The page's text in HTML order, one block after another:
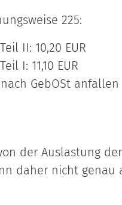
225:
II: 10,20 EUR
I: 11,10 EUR
GebOSt anfallen
der Auslastung
daher nicht genau